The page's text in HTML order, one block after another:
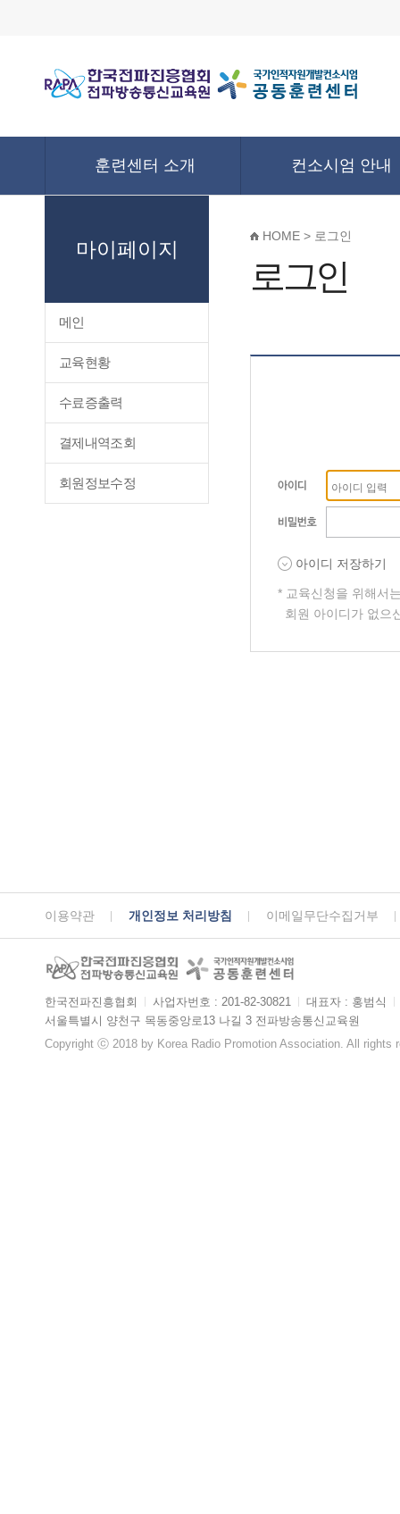
훈련센터 소개 컨소시엄 안내
마이페이지
메인
교육현황
수료증출력
결제내역조회
회원정보수정
HOME > 로그인
로그인
아이디 저장하기
* 교육신청을 위해서
회원 아이디가 없으
이용약관 개인정보 처리방침 이메일무단수집거부
한국전파진흥협회 사업자번호 : 201-82-30821 대표자 : 홍범식
서울특별시 양천구 목동중앙로13 나길 3 전파방송통신교육원
Copyright ⓒ 2018 by Korea Radio Promotion Association. All rights